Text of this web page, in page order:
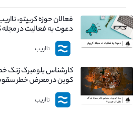
فعالان حوزه کریپتو،
دعوت به فعالیت در مجله
نااریب
کارشناس بلومبرگ زنگ
کوین در معرض خطر
چیست؟
نااریب